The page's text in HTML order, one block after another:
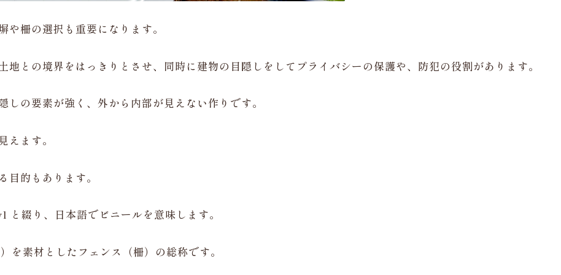
柵の選択も重要になります。
との境界をはっきりとさせ、同時に建物の目隠しをしてプライバシーの保護や、防犯の役割があります。
の要素が強く、外から内部が見えない作りです。
ます。
目的もあります。
綴り、日本語でビニールを意味します。
素材としたフェンス（柵）の総称です。